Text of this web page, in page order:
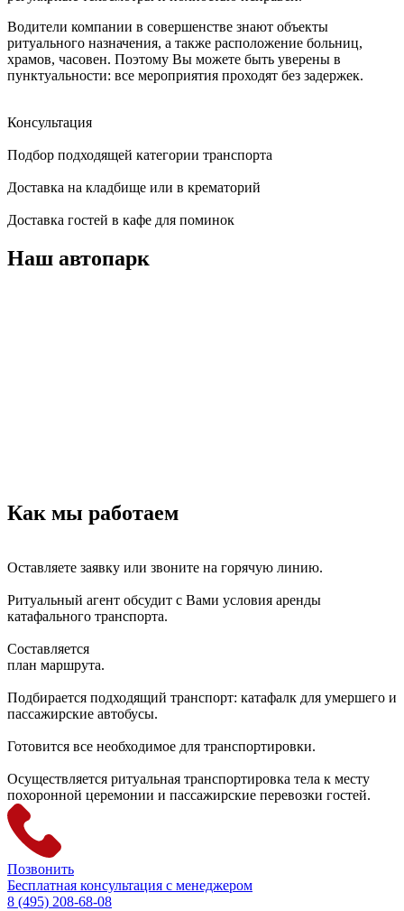
Водители компании в совершенстве знают объекты
ритуального назначения, а также расположение больниц,
храмов, часовен. Поэтому Вы можете быть уверены в
пунктуальности: все мероприятия проходят без задержек.
Консультация
Подбор подходящей категории транспорта
Доставка на кладбище или в крематорий
Доставка гостей в кафе для поминок
Наш автопарк
Как мы работаем
Оставляете заявку или звоните на горячую линию.
Ритуальный агент обсудит с Вами условия аренды
катафального транспорта.
Составляется
план маршрута.
Подбирается подходящий транспорт: катафалк для умершего и
пассажирские автобусы.
Готовится все необходимое для транспортировки.
Осуществляется ритуальная транспортировка тела к месту
похоронной церемонии и пассажирские перевозки гостей.
Позвонить
Бесплатная консультация с менеджером
8 (495) 208-68-08